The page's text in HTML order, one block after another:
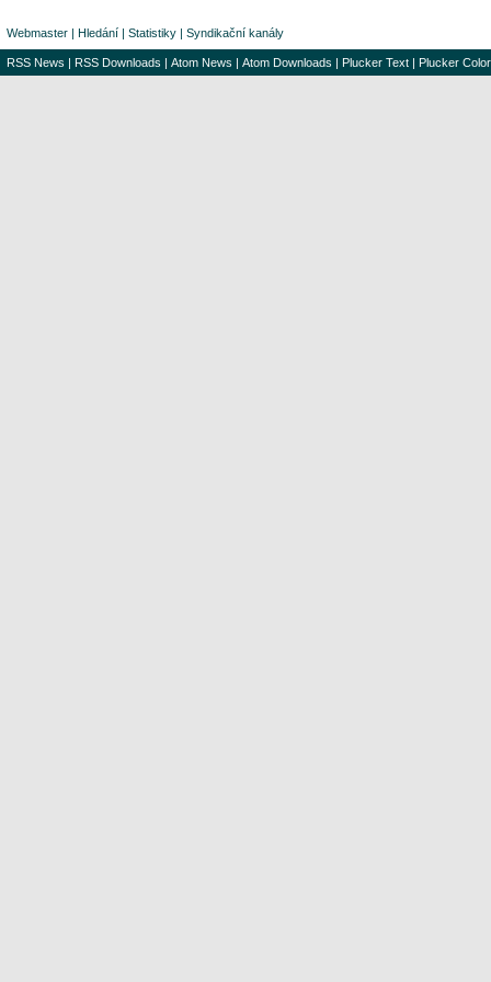
Webmaster | Hledání | Statistiky | Syndikační kanály
RSS News | RSS Downloads | Atom News | Atom Downloads | Plucker Text | Plucker Color